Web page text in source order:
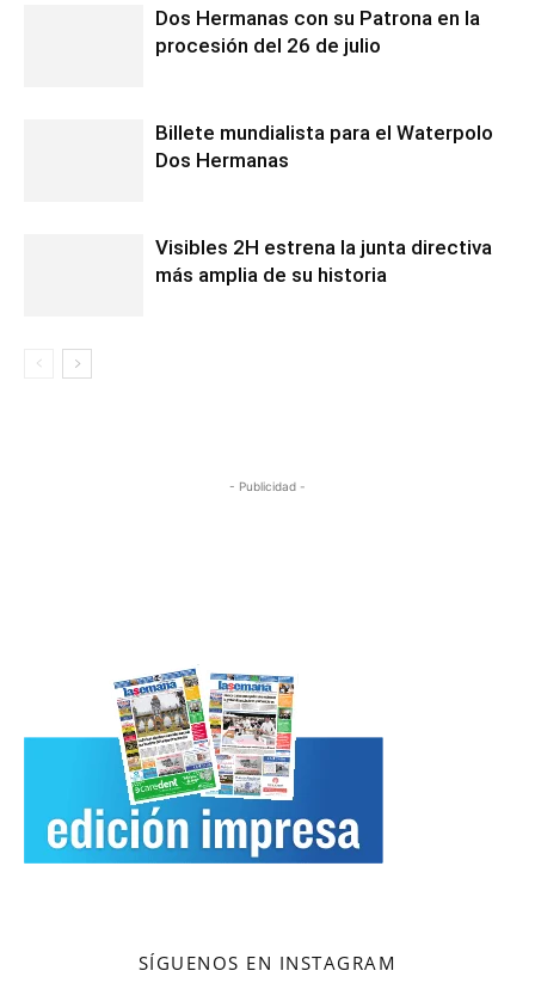
Dos Hermanas con su Patrona en la
procesión del 26 de julio
Billete mundialista para el Waterpolo
Dos Hermanas
Visibles 2H estrena la junta directiva
más amplia de su historia
- Publicidad -
SÍGUENOS EN INSTAGRAM